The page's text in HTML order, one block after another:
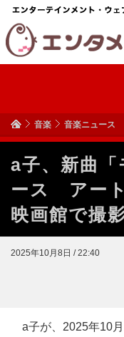
音楽 音楽ニュース
a子、新曲「
ース アー
映画館で撮
2025年10月8日 / 22:40
a子が、2025年10月